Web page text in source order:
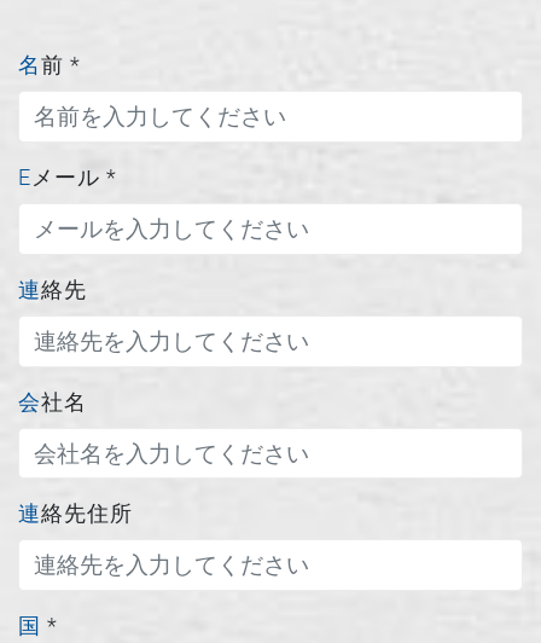
名前 *
Eメール *
連絡先
会社名
連絡先住所
*